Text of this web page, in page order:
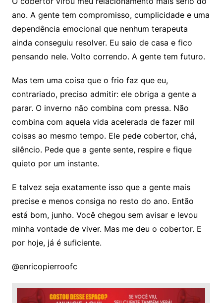
ano. A gente tem compromisso, cumplicidade e uma
dependência emocional que nenhum terapeuta
ainda conseguiu resolver. Eu saio de casa e fico
pensando nele. Volto correndo. A gente tem futuro.
Mas tem uma coisa que o frio faz que eu,
contrariado, preciso admitir: ele obriga a gente a
parar. O inverno não combina com pressa. Não
combina com aquela vida acelerada de fazer mil
coisas ao mesmo tempo. Ele pede cobertor, chá,
silêncio. Pede que a gente sente, respire e fique
quieto por um instante.
E talvez seja exatamente isso que a gente mais
precise e menos consiga no resto do ano. Então
está bom, junho. Você chegou sem avisar e levou
minha vontade de viver. Mas me deu o cobertor. E
por hoje, já é suficiente.
@enricopierroofc